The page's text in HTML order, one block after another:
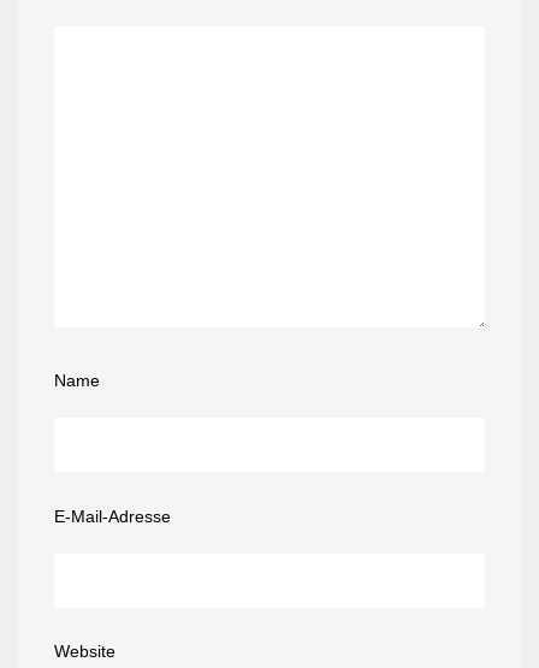
Name
E-Mail-Adresse
Website